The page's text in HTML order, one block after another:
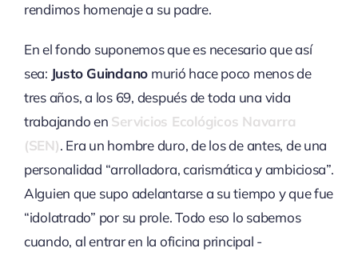
rendimos homenaje a su padre.
En el fondo suponemos que es necesario que así
sea: Justo Guindano murió hace poco menos de
tres años, a los 69, después de toda una vida
trabajando en Servicios Ecológicos Navarra
(SEN). Era un hombre duro, de los de antes, de una
personalidad “arrolladora, carismática y ambiciosa”.
Alguien que supo adelantarse a su tiempo y que fue
“idolatrado” por su prole. Todo eso lo sabemos
cuando, al entrar en la oficina principal -